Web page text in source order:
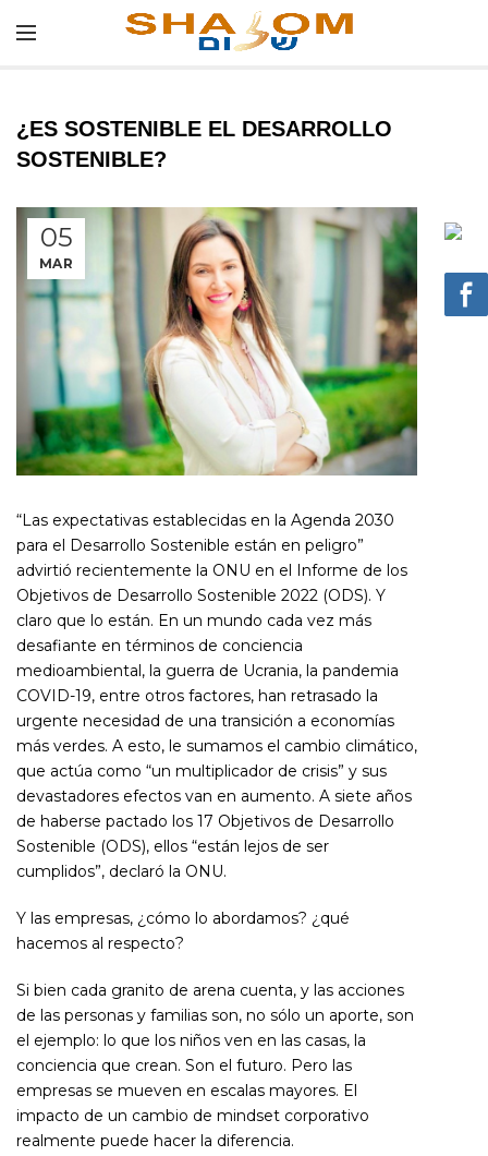
¿ES SOSTENIBLE EL DESARROLLO
SOSTENIBLE?
05
MAR
“Las expectativas establecidas en la Agenda 2030
para el Desarrollo Sostenible están en peligro”
advirtió recientemente la ONU en el Informe de los
Objetivos de Desarrollo Sostenible 2022 (ODS). Y
claro que lo están. En un mundo cada vez más
desafiante en términos de conciencia
medioambiental, la guerra de Ucrania, la pandemia
COVID-19, entre otros factores, han retrasado la
urgente necesidad de una transición a economías
más verdes. A esto, le sumamos el cambio climático,
que actúa como “un multiplicador de crisis” y sus
devastadores efectos van en aumento. A siete años
de haberse pactado los 17 Objetivos de Desarrollo
Sostenible (ODS), ellos “están lejos de ser
cumplidos”, declaró la ONU.
Y las empresas, ¿cómo lo abordamos? ¿qué
hacemos al respecto?
Si bien cada granito de arena cuenta, y las acciones
de las personas y familias son, no sólo un aporte, son
el ejemplo: lo que los niños ven en las casas, la
conciencia que crean. Son el futuro. Pero las
empresas se mueven en escalas mayores. El
impacto de un cambio de mindset corporativo
realmente puede hacer la diferencia.